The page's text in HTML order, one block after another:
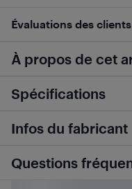
Évaluations des clients
À propos de cet
Spécifications
Infos du fabricant
Questions